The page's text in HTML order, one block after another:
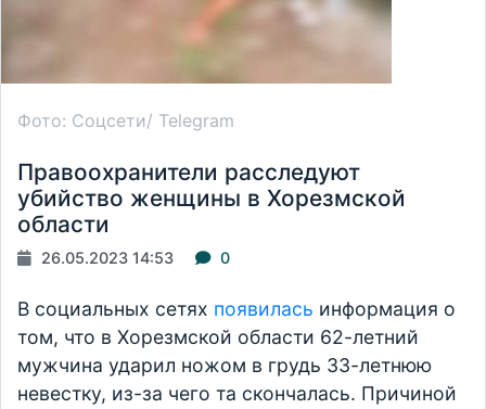
Фото: Соцсети/ Telegram
Правоохранители расследуют
убийство женщины в Хорезмской
области
26.05.2023 14:53 0
В социальных сетях появилась информация о
том, что в Хорезмской области 62-летний
мужчина ударил ножом в грудь 33-летнюю
невестку, из-за чего та скончалась. Причиной